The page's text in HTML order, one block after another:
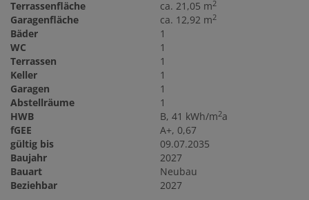
Terrassenfläche ca. 21,05 m2
Garagenfläche ca. 12,92 m2
Bäder
1
WC
1
Terrassen
1
Keller
1
Garagen
1
Abstellräume
1
HWB
B, 41 kWh/m2a
fGEE
A+, 0,67
gültig bis
09.07.2035
Baujahr
2027
Bauart
Neubau
Beziehbar
2027